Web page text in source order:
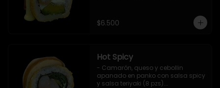
$6.500
Hot Spicy
- Camarón, queso y cebollin
apanado en panko con salsa spicy
y salsa teriyaki (8 pzs).